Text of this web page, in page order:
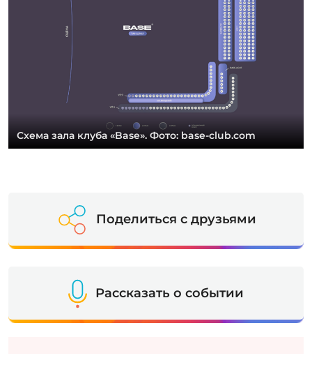
Схема зала клуба «Base». Фото: base-club.com
Поделиться с друзьями
Рассказать о событии